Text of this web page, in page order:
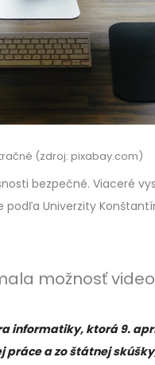
(zdroj: pixabay.com)
bezpečné. Viaceré
podľa Univerzity
možnosť
informatiky, ktorá 9.
práce a zo štátnej